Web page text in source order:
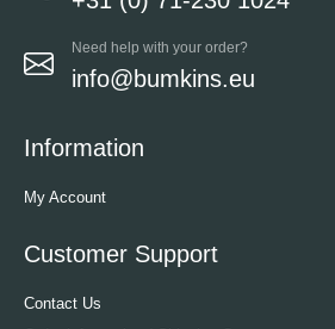
Need help with your order?
info@bumkins.eu
Information
My Account
Customer Support
Contact Us